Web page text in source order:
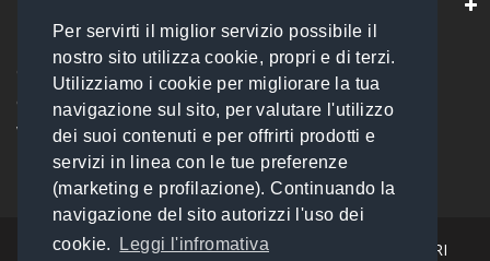
Per servirti il miglior servizio possibile il
nostro sito utilizza cookie, propri e di terzi.
Utilizziamo i cookie per migliorare la tua
navigazione sul sito, per valutare l'utilizzo
dei suoi contenuti e per offrirti prodotti e
servizi in linea con le tue preferenze
(marketing e profilazione). Continuando la
navigazione del sito autorizzi l'uso dei
cookie.
Leggi l'infromativa
PrimaScelta Point
è un marchio di
Global Service B2B Srls a socio unico
Via Tolemaide, 15 - 00192 Roma
P.IVA 14693851009 REA: RM - 1540057
Tel: 06 45548245
info@primasceltapoint.it
I NOSTRI CORRIERI